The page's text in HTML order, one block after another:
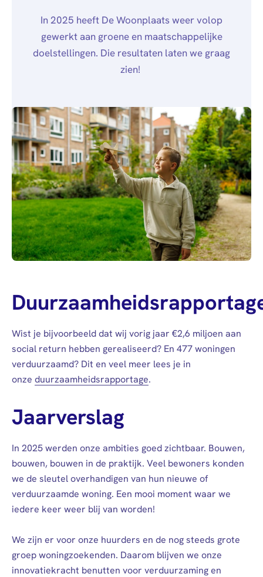
Stukken van de
bewindvoerder
ondernemers
PIN-
verklaring
Hypotheekverklaring
Raad van
Commissarissen
Visitatie
vacatures
afstuderen
Arbeidsvoorwaarden
Mail 0900 - 9678
In 2025 heeft De Woonplaats weer volop
gewerkt aan groene en maatschappelijke
doelstellingen. Die resultaten laten we graag
zien!
Wist je bijvoorbeeld dat wij vorig jaar €2,6 miljoen aan
social return hebben gerealiseerd? En 477 woningen
verduurzaamd? Dit en veel meer lees je in
onze duurzaamheidsrapportage.
Jaarverslag
In 2025 werden onze ambities goed zichtbaar. Bouwen,
bouwen, bouwen in de praktijk. Veel bewoners konden
we de sleutel overhandigen van hun nieuwe of
verduurzaamde woning. Een mooi moment waar we
iedere keer weer blij van worden!
We zijn er voor onze huurders en de nog steeds grote
groep woningzoekenden. Daarom blijven we onze
innovatiekracht benutten voor verduurzaming en